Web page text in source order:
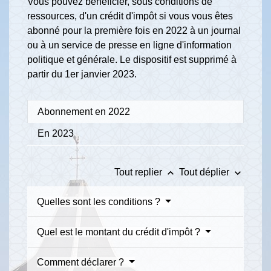
ressources, d'un crédit d'impôt si vous vous êtes
abonné pour la première fois en 2022 à un journal
ou à un service de presse en ligne d'information
politique et générale. Le dispositif est supprimé à
partir du 1er janvier 2023.
Abonnement en 2022
En 2023
Tout replier keyboard_arrow_up Tout déplier keyboard_arrow_down
Quelles sont les conditions ?
Quel est le montant du crédit d'impôt ?
Comment déclarer ?